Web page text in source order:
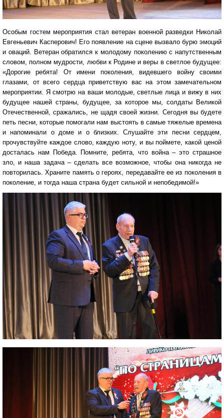
Особым гостем мероприятия стал ветеран военной разведки Николай
Евгеньевич Касперович! Его появление на сцене вызвало бурю эмоций
и оваций. Ветеран обратился к молодому поколению с напутственным
словом, полном мудрости, любви к Родине и веры в светлое будущее:
«Дорогие ребята! От имени поколения, видевшего войну своими
глазами, от всего сердца приветствую вас на этом замечательном
мероприятии. Я смотрю на ваши молодые, светлые лица и вижу в них
будущее нашей страны, будущее, за которое мы, солдаты Великой
Отечественной, сражались, не щадя своей жизни. Сегодня вы будете
петь песни, которые помогали нам выстоять в самые тяжелые времена
и напоминали о доме и о близких. Слушайте эти песни сердцем,
прочувствуйте каждое слово, каждую ноту, и вы поймете, какой ценой
досталась нам Победа. Помните, ребята, что война – это страшное
зло, и наша задача – сделать все возможное, чтобы она никогда не
повторилась. Храните память о героях, передавайте ее из поколения в
поколение, и тогда наша страна будет сильной и непобедимой!»